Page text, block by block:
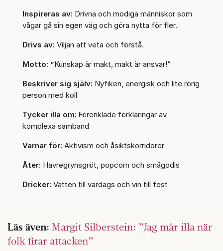
Inspireras av: Drivna och modiga människor som
vågar gå sin egen väg och göra nytta för fler.
Drivs av: Viljan att veta och förstå.
Motto: ”Kunskap är makt, makt är ansvar!”
Beskriver sig själv: Nyfiken, energisk och lite rörig
person med koll
Tycker illa om: Förenklade förklaringar av
komplexa samband
Varnar för: Aktivism och åsiktskorridorer
Äter: Havregrynsgröt, popcorn och smågodis
Dricker: Vatten till vardags och vin till fest
Läs även: Margit Silberstein: ”Jag mår illa när
folk firar attacken”